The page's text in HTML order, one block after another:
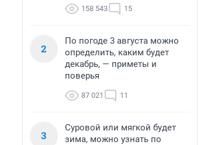
158 543 15
2
По погоде 3 августа можно
определить, каким будет
декабрь, — приметы и
поверья
87 021 11
3
Суровой или мягкой будет
зима, можно узнать по